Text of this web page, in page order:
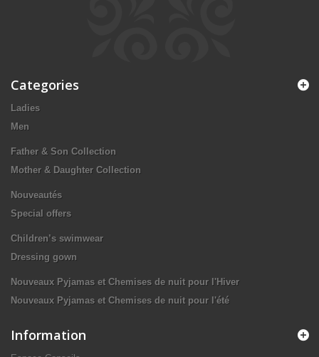
Categories
Ladies
Men
Father & Son Collection
Mother & Daughter Collection
Nouveautés
Special offers
Children’s swimwear
Dressing gown
Nouveaux Pyjamas et Chemises de nuit pour l'Hiver
Nouveaux Pyjamas et Chemises de nuit pour l'été
Information